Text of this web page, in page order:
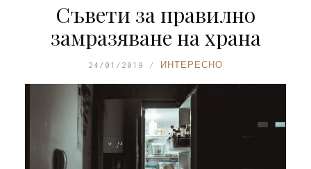
Съвети за правилно
замразяване на храна
24/01/2019 ИНТЕРЕСНО